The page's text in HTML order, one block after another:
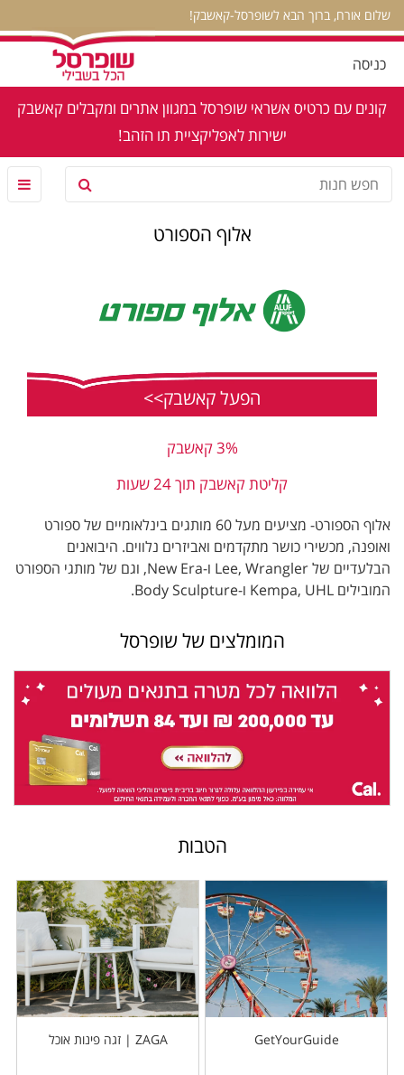
שלום אורח, ברוך הבא לשופרסל-קאשבק!
כניסה
קונים עם כרטיס אשראי שופרסל במגוון אתרים ומקבלים קאשבק
ישירות לאפליקציית תו הזהב!
אלוף הספורט
הפעל קאשבק>>
3% קאשבק
קליטת קאשבק תוך 24 שעות
אלוף הספורט- מציעים מעל 60 מותגים בינלאומיים של ספורט
ואופנה, מכשירי כושר מתקדמים ואביזרים נלווים. היבואנים
הבלעדיים של Lee, Wrangler ו-New Era, וגם של מותגי הספורט
המובילים Kempa, UHL ו-Body Sculpture.
המומלצים של שופרסל
הטבות
GetYourGuide ZAGA | זגה פינות אוכל